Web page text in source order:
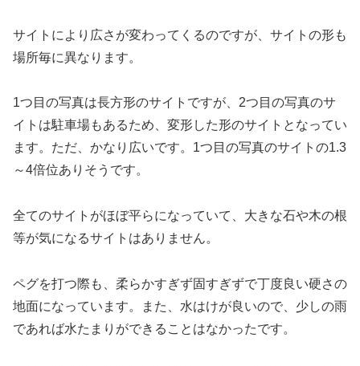
サイトにより広さが変わってくるのですが、サイトの形も
場所毎に異なります。
1つ目の写真は長方形のサイトですが、2つ目の写真のサ
イトは駐車場もあるため、変形した形のサイトとなってい
ます。ただ、かなり広いです。1つ目の写真のサイトの1.3
～4倍位ありそうです。
全てのサイトがほぼ平らになっていて、大きな石や木の根
等が気になるサイトはありません。
ペグを打つ際も、柔らかすぎず固すぎずで丁度良い硬さの
地面になっています。また、水はけが良いので、少しの雨
であれば水たまりができることはなかったです。